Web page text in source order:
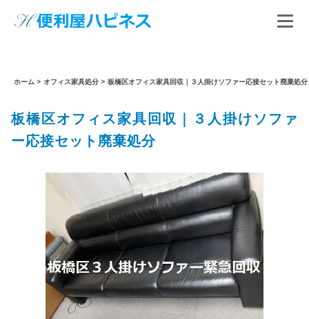
ホーム > オフィス家具処分 > 板橋区オフィス家具回収｜３人掛けソファー応接セット廃棄処分
板橋区オフィス家具回収｜３人掛けソファ
ー応接セット廃棄処分